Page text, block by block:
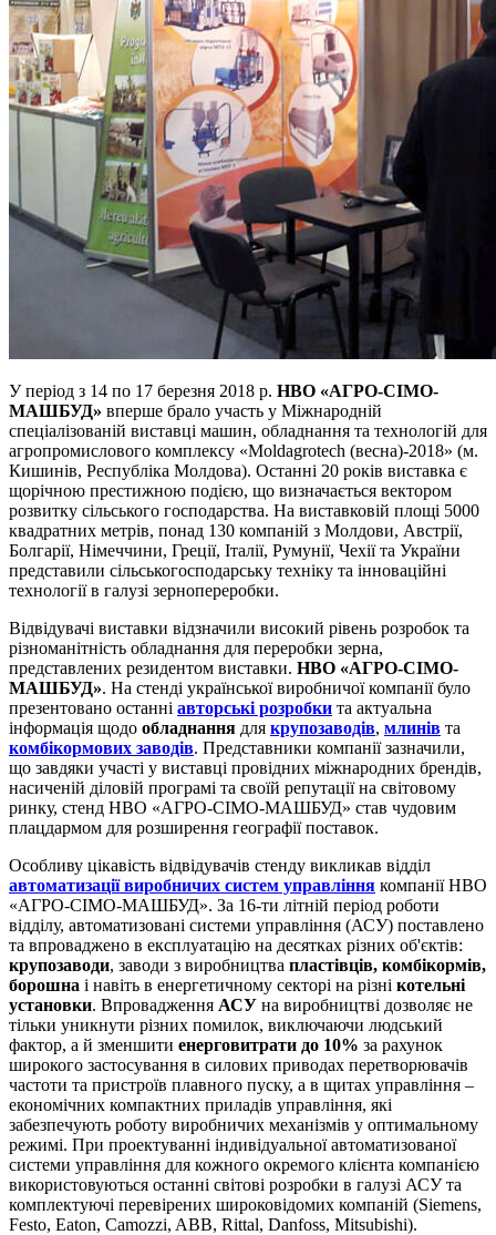
У період з 14 по 17 березня 2018 р. НВО «АГРО-СІМО-
МАШБУД» вперше брало участь у Міжнародній
спеціалізованій виставці машин, обладнання та технологій для
агропромислового комплексу «Moldagrotech (весна)-2018» (м.
Кишинів, Республіка Молдова). Останні 20 років виставка є
щорічною престижною подією, що визначається вектором
розвитку сільського господарства. На виставковій площі 5000
квадратних метрів, понад 130 компаній з Молдови, Австрії,
Болгарії, Німеччини, Греції, Італії, Румунії, Чехії та України
представили сільськогосподарську техніку та інноваційні
технології в галузі зернопереробки.
Відвідувачі виставки відзначили високий рівень розробок та
різноманітність обладнання для переробки зерна,
представлених резидентом виставки. НВО «АГРО-СІМО-
МАШБУД». На стенді української виробничої компанії було
презентовано останні авторські розробки та актуальна
інформація щодо обладнання для крупозаводів, млинів та
комбікормових заводів. Представники компанії зазначили,
що завдяки участі у виставці провідних міжнародних брендів,
насиченій діловій програмі та своїй репутації на світовому
ринку, стенд НВО «АГРО-СІМО-МАШБУД» став чудовим
плацдармом для розширення географії поставок.
Особливу цікавість відвідувачів стенду викликав відділ
автоматизації виробничих систем управління компанії НВО
«АГРО-СІМО-МАШБУД». За 16-ти літній період роботи
відділу, автоматизовані системи управління (АСУ) поставлено
та впроваджено в експлуатацію на десятках різних об'єктів:
крупозаводи, заводи з виробництва пластівців, комбікормів,
борошна і навіть в енергетичному секторі на різні котельні
установки. Впровадження АСУ на виробництві дозволяє не
тільки уникнути різних помилок, виключаючи людський
фактор, а й зменшити енерговитрати до 10% за рахунок
широкого застосування в силових приводах перетворювачів
частоти та пристроїв плавного пуску, а в щитах управління –
економічних компактних приладів управління, які
забезпечують роботу виробничих механізмів у оптимальному
режимі. При проектуванні індивідуальної автоматизованої
системи управління для кожного окремого клієнта компанією
використовуються останні світові розробки в галузі АСУ та
комплектуючі перевірених широковідомих компаній (Siemens,
Festo, Eaton, Camozzi, ABB, Rittal, Danfoss, Mitsubishi).